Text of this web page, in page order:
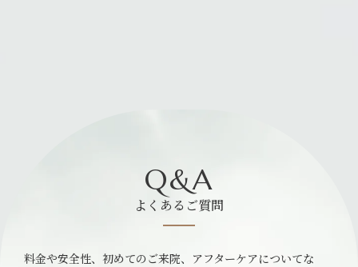
Q&A
よくあるご質問
料金や安全性、初めてのご来院、アフターケアについてな